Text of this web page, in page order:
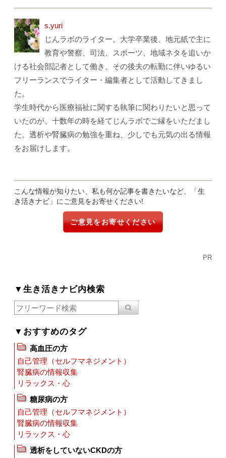
s.yuri
じんラボのライター。大学卒業後、地元紙で主に
教育や警察、司法、スポーツ、地域ネタを追いか
ける社会部記者として働き、その後夫の転勤に伴いゆるい
フリーランスでライター・編集者として活動してきまし
た。
学生時代から医療福祉に関する執筆に関わりたいと思って
いたのが、十数年の時を経てじんラボでご縁をいただまし
た。透析や腎臓病の勉強を重ね、少しでも元気の出る情報
をお届けします。
こんな情報が知りたい、私も何か記事を書きたいなど、「生
き活きナビ」にご意見をお寄せください!
ご意見をお寄せください
PR
▼生き活きナビ内検索
▼おすすめのタグ
高血圧の方
自己管理（セルフマネジメント）
腎臓病の情報収集
リラックス・心
糖尿病の方
自己管理（セルフマネジメント）
腎臓病の情報収集
リラックス・心
透析をしていないCKDの方